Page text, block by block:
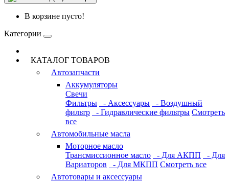
В корзине пусто!
Категории
КАТАЛОГ ТОВАРОВ
Автозапчасти
Аккумуляторы
Свечи
Фильтры
- Аксессуары
- Воздушный
фильтр
- Гидравлические фильтры Смотреть
все
Автомобильные масла
Моторное масло
Трансмиссионное масло
- Для АКПП
- Для
Вариаторов
- Для МКПП Смотреть все
Автотовары и аксессуары